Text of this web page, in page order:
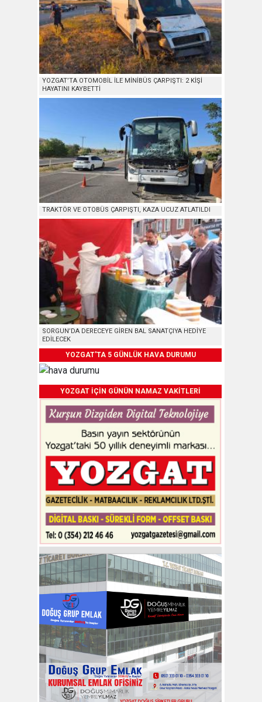
YOZGAT’TA OTOMOBİL İLE MİNİBÜS ÇARPIŞTI: 2 KİŞİ
HAYATINI KAYBETTİ
TRAKTÖR VE OTOBÜS ÇARPIŞTI, KAZA UCUZ ATLATILDI
SORGUN’DA DERECEYE GİREN BAL SANATÇIYA HEDİYE
EDİLECEK
YOZGAT'TA 5 GÜNLÜK HAVA DURUMU
YOZGAT İÇİN GÜNÜN NAMAZ VAKİTLERİ